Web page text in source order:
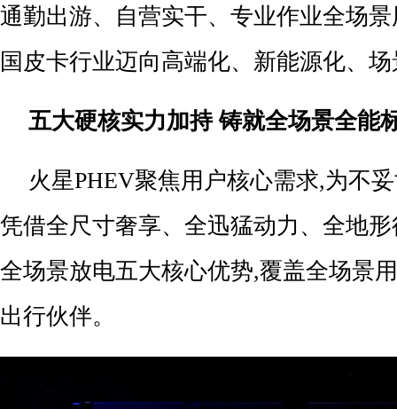
通勤出游、自营实干、专业作业全场
国皮卡行业迈向高端化、新能源化、
五大硬核实力加持 铸就全场景全能
火星PHEV聚焦用户核心需求,为不
凭借全尺寸奢享、全迅猛动力、全地
全场景放电五大核心优势,覆盖全场景
出行伙伴。